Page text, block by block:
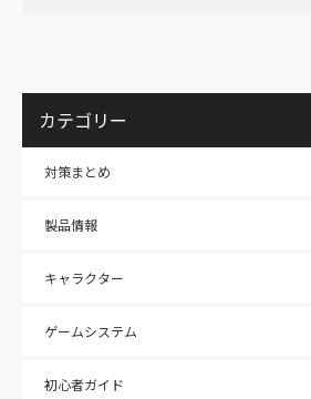
カテゴリー
対策まとめ
製品情報
キャラクター
ゲームシステム
初心者ガイド